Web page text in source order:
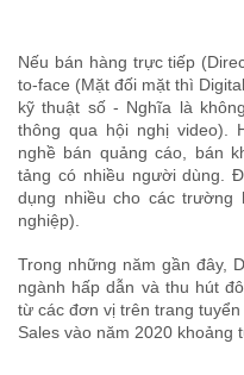
Nếu bán hàng trực tiếp
to-face (Mặt đối mặt thì
kỹ thuật số - Nghĩa là
thông qua hội nghị video).
nghề bán quảng cáo, bán
tảng có nhiều người dùng.
dụng nhiều cho các trường
nghiệp).
Trong những năm gần đây,
ngành hấp dẫn và thu hút
từ các đơn vị trên trang
Sales vào năm 2020 khoảng